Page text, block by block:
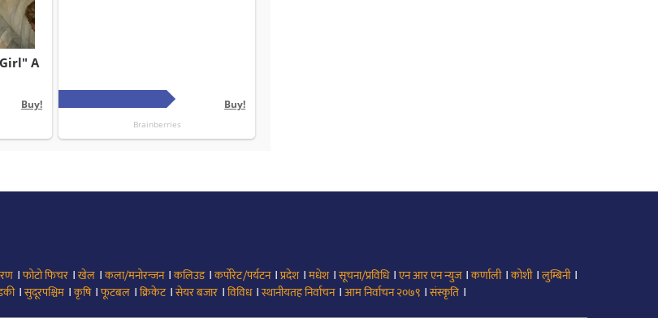
।फोटो फिचर ।खेल ।कला/मनोरन्जन।कलिउड।कर्पोरेट/पर्यटन।प्रदेश।मधेश।सूचना/प्रविधि।एन आर एन न्युज।कर्णाली।कोशी।लुम्बिनी।
।सुदूरपश्चिम ।कृषि।फूटबल ।क्रिकेट।सेयर बजार ।विविध।स्थानीयतह निर्वाचन।आम निर्वाचन २०७९ ।संस्कृति ।